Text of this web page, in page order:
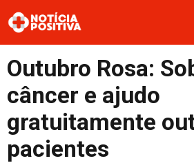
Outubro Rosa:
câncer e ajudo
gratuitamente
pacientes